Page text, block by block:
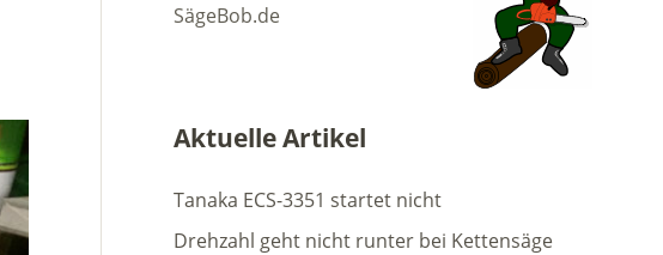
SägeBob.de
Aktuelle Artikel
Tanaka ECS-3351 startet nicht
Drehzahl geht nicht runter bei Kettensäge